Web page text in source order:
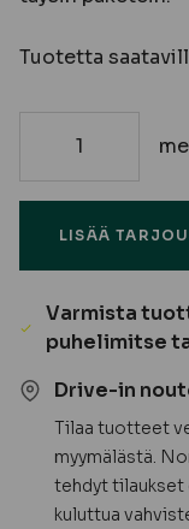
Tuotetta
15x120x4180
VM/EM
määrä
LISÄÄ
Varmista
puhelimitse
Drive-in
Tilaa tuotteet
myymälästä.
tehdyt tilaukset
kuluttua